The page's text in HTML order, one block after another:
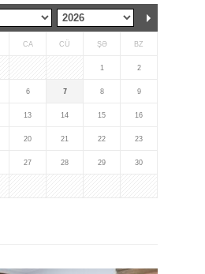
CA CÜ ŞƏ BZ
1 2
6 7 8 9
13 14 15 16
20 21 22 23
27 28 29 30